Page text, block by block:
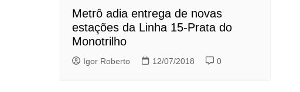
Metrô adia entrega de novas
estações da Linha 15-Prata do
Monotrilho
Igor Roberto 12/07/2018 0